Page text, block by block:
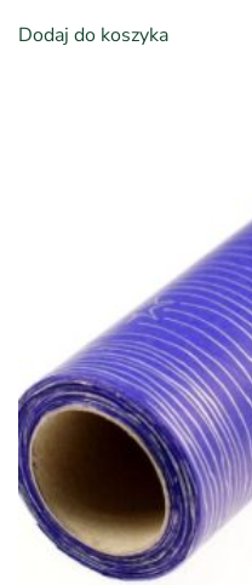
Dodaj do koszyka